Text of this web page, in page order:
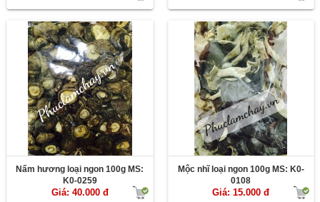
Nấm hương loại ngon 100g MS:
K0-0259
Giá: 40.000 đ
Mộc nhĩ loại ngon 100g MS: K0-
0108
Giá: 15.000 đ